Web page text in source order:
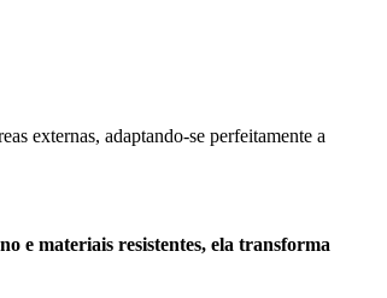
externas, adaptando-se perfeitamente a
e materiais resistentes, ela transforma